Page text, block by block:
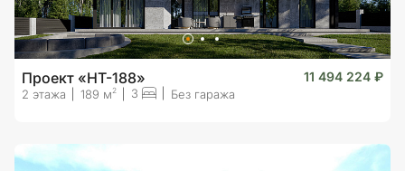
Проект «HT-188» 11 494 224 ₽
2 этажа 189 м2 3 Без гаража